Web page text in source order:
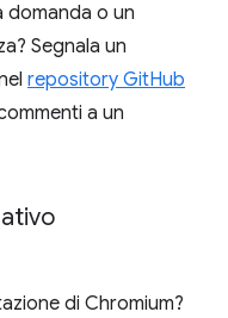
domanda o un
Segnala un
repository GitHub
a un
di Chromium?